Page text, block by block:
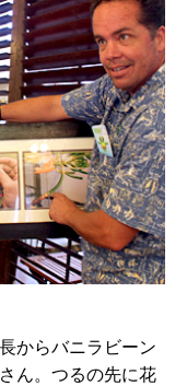
からバニラビーン
ん。つるの先に花